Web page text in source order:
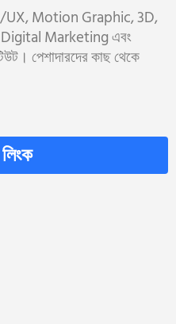
UX, Motion Graphic, 3D,
Marketing এবং
পেশাদারদের কাছ থেকে